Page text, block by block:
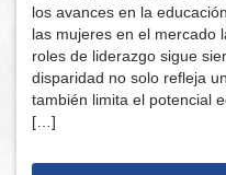
los avances en la
las mujeres en el mercado
roles de liderazgo sigue
disparidad no solo refleja
también limita el potencial
[…]